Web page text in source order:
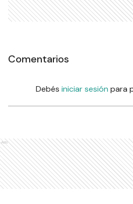
Comentarios
Debés iniciar sesión para
Ads